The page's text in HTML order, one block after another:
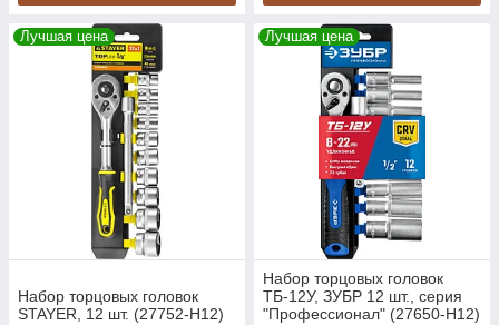
Лучшая цена
Набор торцовых головок
STAYER, 12 шт. (27752-H12)
Лучшая цена
Набор торцовых головок
ТБ-12У, ЗУБР 12 шт., серия
"Профессионал" (27650-H12)